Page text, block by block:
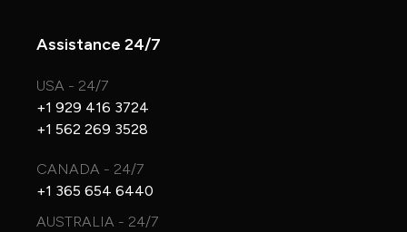
Assistance 24/7
USA - 24/7
+1 929 416 3724
+1 562 269 3528
CANADA - 24/7
+1 365 654 6440
AUSTRALIA - 24/7